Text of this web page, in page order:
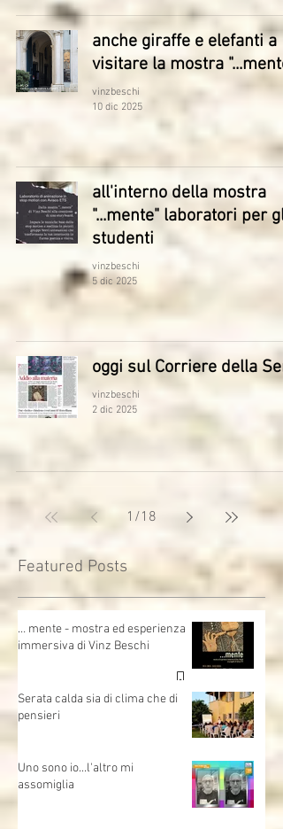
anche giraffe e elefanti a
visitare la mostra
vinzbeschi
10 dic 2025
all'interno della mostra
"...mente" laboratori per gli
studenti
vinzbeschi
5 dic 2025
oggi sul Corriere della
vinzbeschi
2 dic 2025
1 /18
Featured Posts
… mente - mostra ed esperienza
immersiva di Vinz Beschi
Serata calda sia di clima che di
pensieri
Uno sono io...l'altro mi
assomiglia